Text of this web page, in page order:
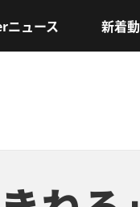
ニュース 新着